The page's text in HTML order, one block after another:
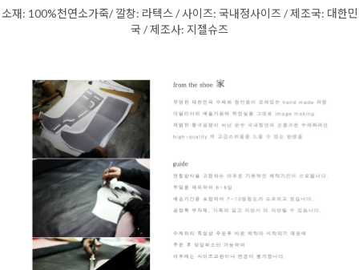
소재: 100%천연소가죽/ 깔창: 라텍스 / 사이즈: 국내정사이즈 / 제조국: 대한민
국 / 제조사: 지젤슈즈